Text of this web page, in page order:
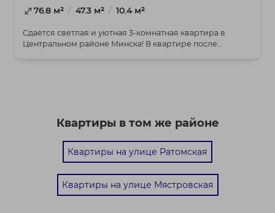
76.8 м² / 47.3 м² / 10.4 м²
Сдаётся светлая и уютная 3-комнатная квартира в
Центральном районе Минска! В квартире после
Квартиры в том же районе
Квартиры на улице Ратомская
Квартиры на улице Мястровская